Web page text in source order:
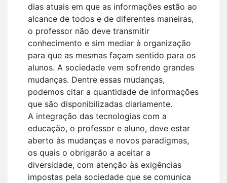
dias atuais em que as informações estão ao
alcance de todos e de diferentes maneiras,
o professor não deve transmitir
conhecimento e sim mediar à organização
para que as mesmas façam sentido para os
alunos. A sociedade vem sofrendo grandes
mudanças. Dentre essas mudanças,
podemos citar a quantidade de informações
que são disponibilizadas diariamente.
A integração das tecnologias com a
educação, o professor e aluno, deve estar
aberto às mudanças e novos paradigmas,
os quais o obrigarão a aceitar a
diversidade, com atenção às exigências
impostas pela sociedade que se comunica